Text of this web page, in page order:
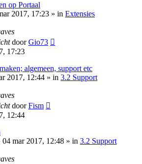
op Portaal
2017, 17:23 » in Extensies
doorGio73
17:23
algemeen, support etc
2017, 12:44 » in 3.2 Support
doorFism
12:44
mar 2017, 12:48 » in 3.2 Support